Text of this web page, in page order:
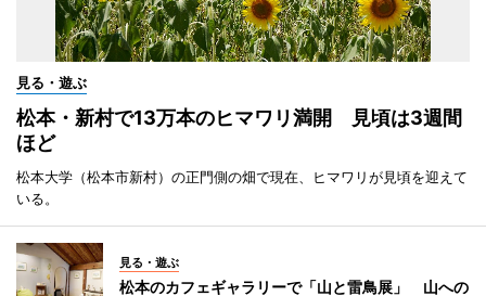
見る・遊ぶ
松本・新村で13万本のヒマワリ満開 見頃は3週間
ほど
松本大学（松本市新村）の正門側の畑で現在、ヒマワリが見頃を迎えて
いる。
見る・遊ぶ
松本のカフェギャラリーで「山と雷鳥展」 山への